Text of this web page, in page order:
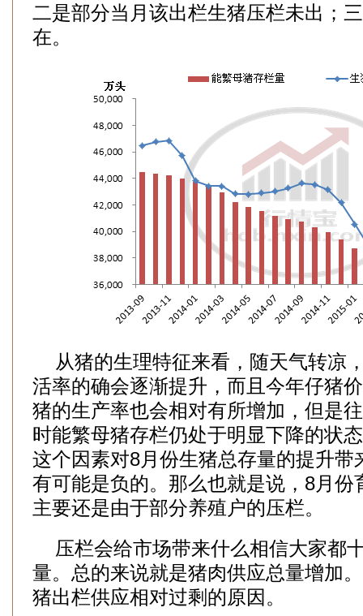
二是部分当月该出栏生猪压栏未出；
在。
从猪的生理特征来看，随天气转凉
活率的确会逐渐提升，而且今年仔猪
猪的生产率也会相对有所增加，但是
时能繁母猪存栏仍处于明显下降的状
这个因素对8月份生猪总存量的提升带
有可能是负的。那么也就是说，8月份
主要还是由于部分养殖户的压栏。
压栏会给市场带来什么相信大家都
量。总的来说就是猪肉供应总量增加
猪出栏供应相对过剩的原因。